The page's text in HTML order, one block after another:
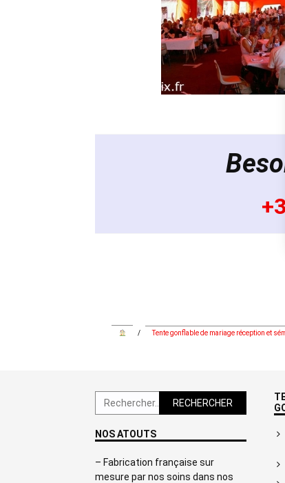
/ Tente gonflable de mariage réception et
Rechercher :
NOS ATOUTS
– Fabrication française sur
mesure par nos soins dans nos